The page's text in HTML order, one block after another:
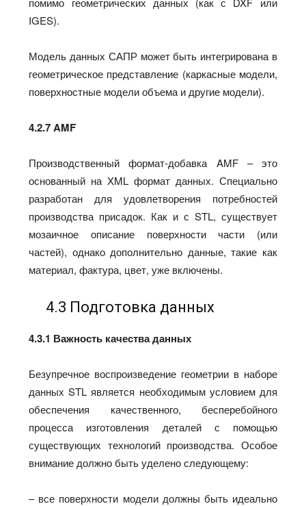
IGES).
Модель данных САПР может быть интегрирована в
геометрическое представление (каркасные модели,
поверхностные модели объема и другие модели).
4.2.7 AMF
Производственный формат-добавка AMF – это
основанный на XML формат данных. Специально
разработан для удовлетворения потребностей
производства присадок. Как и с STL, существует
мозаичное описание поверхности части (или
частей), однако дополнительно данные, такие как
материал, фактура, цвет, уже включены.
4.3 Подготовка данных
4.3.1 Важность качества данных
Безупречное воспроизведение геометрии в наборе
данных STL является необходимым условием для
обеспечения качественного, бесперебойного
процесса изготовления деталей с помощью
существующих технологий производства. Особое
внимание должно быть уделено следующему:
– все поверхности модели должны быть идеально